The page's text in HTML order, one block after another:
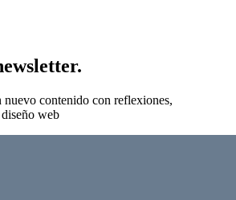
nuevo contenido con reflexiones,
web